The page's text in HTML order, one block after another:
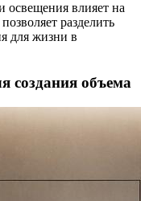
влияет на
разделить
для жизни в
создания объема